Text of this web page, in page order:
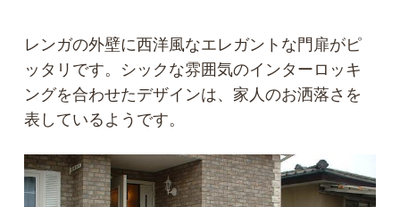
レンガの外壁に西洋風なエレガントな門扉がピ
ッタリです。シックな雰囲気のインターロッキ
ングを合わせたデザインは、家人のお洒落さを
表しているようです。